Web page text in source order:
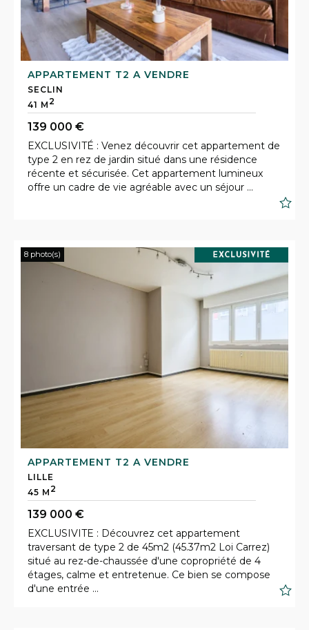
APPARTEMENT T2 A VENDRE
SECLIN
41 M2
139 000 €
EXCLUSIVITÉ : Venez découvrir cet appartement de
type 2 en rez de jardin situé dans une résidence
récente et sécurisée. Cet appartement lumineux
offre un cadre de vie agréable avec un séjour ...
8 photo(s)
APPARTEMENT T2 A VENDRE
LILLE
45 M2
139 000 €
EXCLUSIVITE : Découvrez cet appartement
traversant de type 2 de 45m2 (45.37m2 Loi Carrez)
situé au rez-de-chaussée d'une copropriété de 4
étages, calme et entretenue. Ce bien se compose
d'une entrée ...